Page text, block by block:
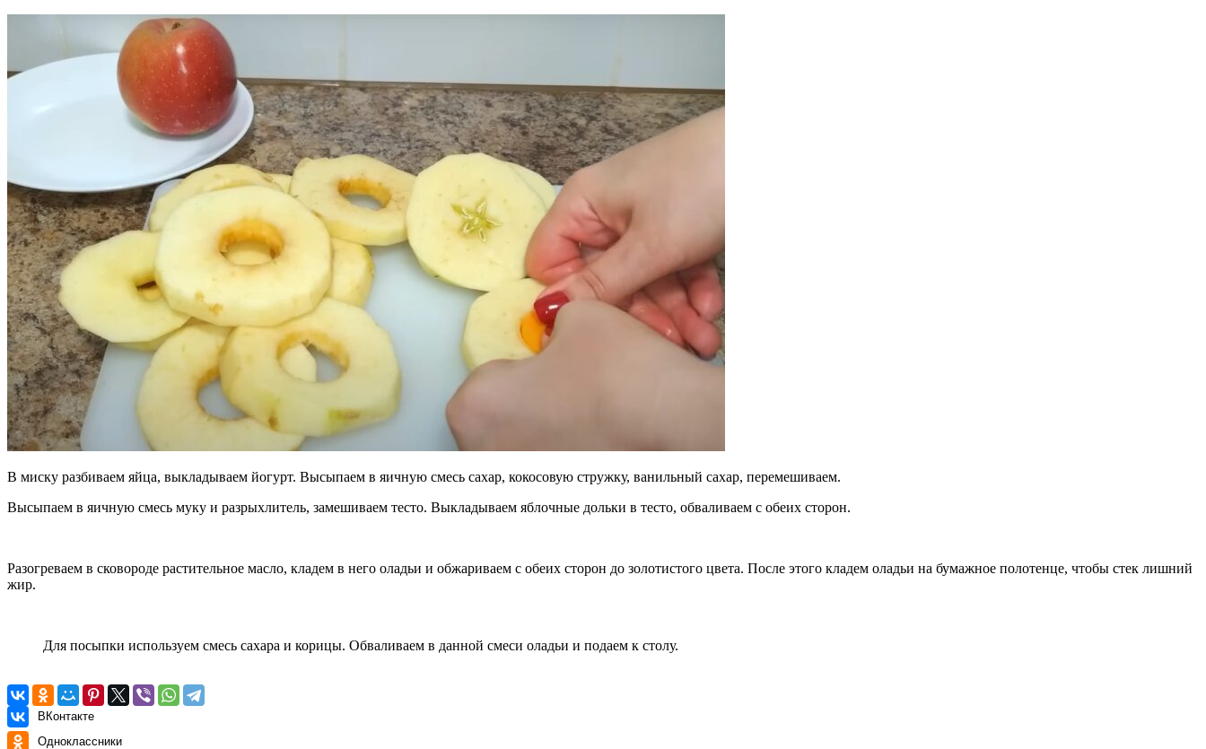
В миску разбиваем яйца, выкладываем йогурт. Высыпаем в яичную смесь сахар, кокосовую стружку, ванильный сахар, перемешиваем.
Высыпаем в яичную смесь муку и разрыхлитель, замешиваем тесто. Выкладываем яблочные дольки в тесто, обваливаем с обеих сторон.
Разогреваем в сковороде растительное масло, кладем в него оладьи и обжариваем с обеих сторон до золотистого цвета. После этого кладем оладьи на бумажное полотенце, чтобы стек лишний
жир.
Для посыпки используем смесь сахара и корицы. Обваливаем в данной смеси оладьи и подаем к столу.
ВКонтакте
Одноклассники